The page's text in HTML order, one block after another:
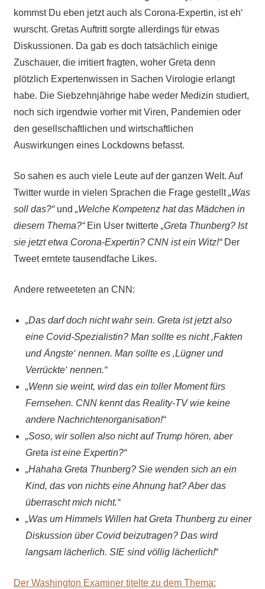
kommst Du eben jetzt auch als Corona-Expertin, ist eh‘
wurscht. Gretas Auftritt sorgte allerdings für etwas
Diskussionen. Da gab es doch tatsächlich einige
Zuschauer, die irritiert fragten, woher Greta denn
plötzlich Expertenwissen in Sachen Virologie erlangt
habe. Die Siebzehnjährige habe weder Medizin studiert,
noch sich irgendwie vorher mit Viren, Pandemien oder
den gesellschaftlichen und wirtschaftlichen
Auswirkungen eines Lockdowns befasst.
So sahen es auch viele Leute auf der ganzen Welt. Auf
Twitter wurde in vielen Sprachen die Frage gestellt„Was
soll das?“und „Welche Kompetenz hat das Mädchen in
diesem Thema?“Ein User twitterte „Greta Thunberg? Ist
sie jetzt etwa Corona-Expertin? CNN ist ein Witz!“Der
Tweet erntete tausendfache Likes.
Andere retweeteten an CNN:
„Das darf doch nicht wahr sein. Greta ist jetzt also
eine Covid-Spezialistin? Man sollte es nicht ‚Fakten
und Ängste‘ nennen. Man sollte es ‚Lügner und
Verrückte‘ nennen.“
„Wenn sie weint, wird das ein toller Moment fürs
Fernsehen. CNN kennt das Reality-TV wie keine
andere Nachrichtenorganisation!“
„Soso, wir sollen also nicht auf Trump hören, aber
Greta ist eine Expertin?“
„Hahaha Greta Thunberg? Sie wenden sich an ein
Kind, das von nichts eine Ahnung hat? Aber das
überrascht mich nicht.“
„Was um Himmels Willen hat Greta Thunberg zu einer
Diskussion über Covid beizutragen? Das wird
langsam lächerlich. SIE sind völlig lächerlich!“
Der Washington Examiner titelte zu dem Thema: